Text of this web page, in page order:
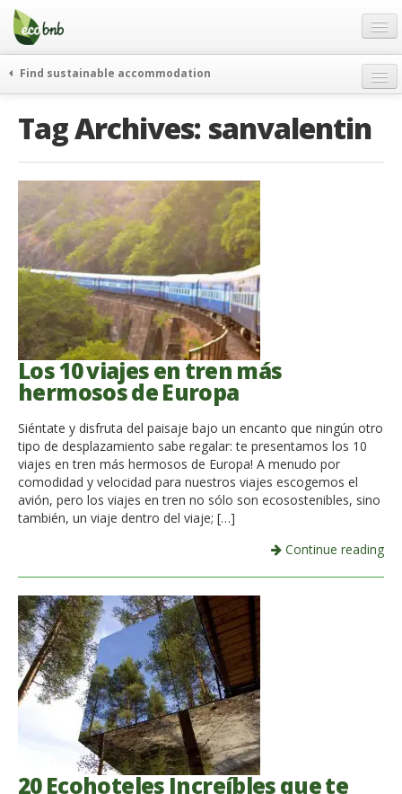
Menu
Skip
content
Ofertas
Acerca de
Contacto
Spanish
German
English
Spanish
French
Italiano
Find sustainable accommodation
Eco hotels
Tag Archives: sanvalentin
Los 10 viajes en tren más
hermosos de Europa
Siéntate y disfruta del paisaje bajo un encanto que ningún otro
tipo de desplazamiento sabe regalar: te presentamos los 10
viajes en tren más hermosos de Europa! A menudo por
comodidad y velocidad para nuestros viajes escogemos el
avión, pero los viajes en tren no sólo son ecosostenibles, sino
también, un viaje dentro del viaje; […]
Continue reading
20 Ecohoteles Increíbles que te